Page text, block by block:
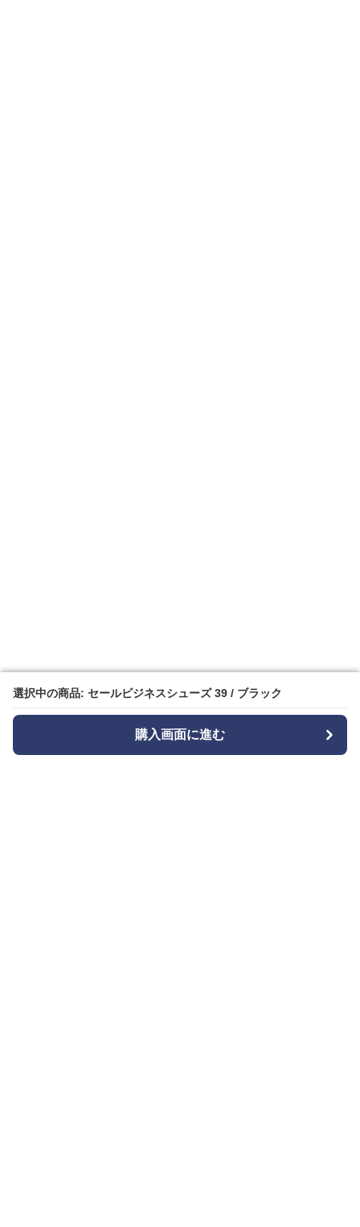
選択中の商品: セールビジネスシューズ 39 / ブラック
購入画面に進む
選択中の商品: セールビジネスシューズ 39 / ブラック
購入画面に進む